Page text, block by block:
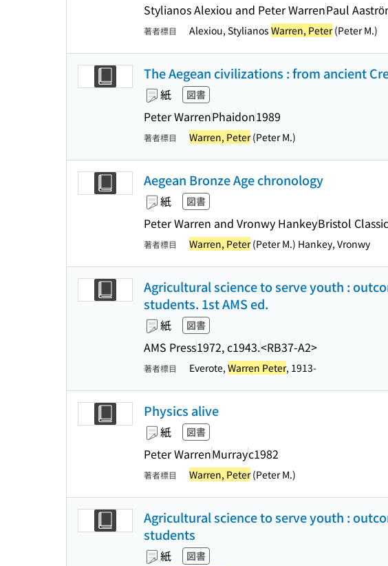
Stylianos Alexiou and Peter WarrenPaul
著者標目 Alexiou, Stylianos Warren, Peter(Peter M.)
The Aegean civilizations : from ancient
紙 図書
Peter WarrenPhaidon1989
著者標目 Warren, Peter(Peter M.)
Aegean Bronze Age chronology
紙 図書
Peter Warren and Vronwy HankeyBristol
著者標目 Warren, Peter(Peter M.) Hankey, Vronwy
Agricultural science to serve youth :
students. 1st AMS ed.
紙 図書
AMS Press1972, c1943.<RB37-A2>
著者標目 Everote, Warren Peter, 1913-
Physics alive
紙 図書
Peter WarrenMurrayc1982
著者標目 Warren, Peter(Peter M.)
Agricultural science to serve youth :
students
紙 図書